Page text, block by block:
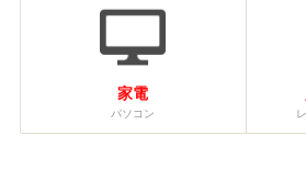
家電
パソコン